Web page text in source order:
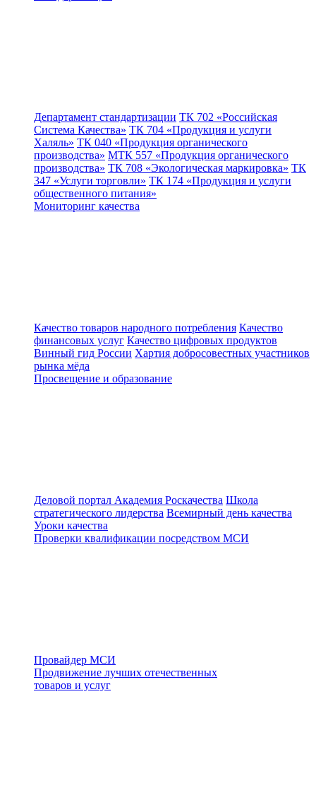
Департамент стандартизации ТК 702 «Российская
Система Качества» ТК 704 «Продукция и услуги
Халяль» ТК 040 «Продукция органического
производства» МТК 557 «Продукция органического
производства» ТК 708 «Экологическая маркировка» ТК
347 «Услуги торговли» ТК 174 «Продукция и услуги
общественного питания»
Мониторинг качества
Качество товаров народного потребления Качество
финансовых услуг Качество цифровых продуктов
Винный гид России Хартия добросовестных участников
рынка мёда
Просвещение и образование
Деловой портал Академия Роскачества Школа
стратегического лидерства Всемирный день качества
Уроки качества
Проверки квалификации посредством МСИ
Провайдер МСИ
Продвижение лучших отечественных
товаров и услуг